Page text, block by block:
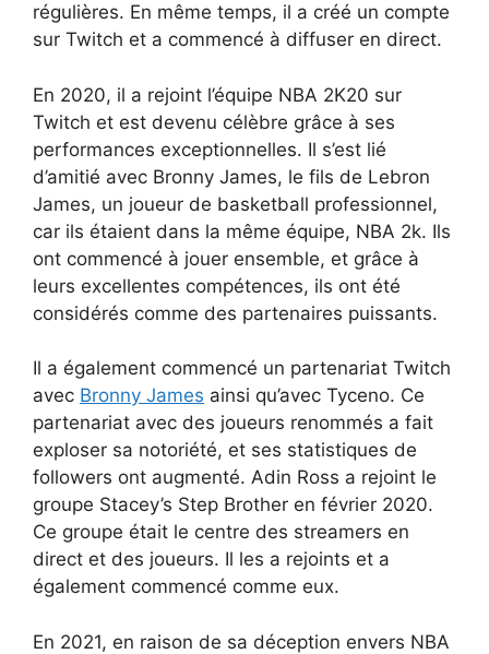
régulières. En même temps, il a créé un compte
sur Twitch et a commencé à diffuser en direct.
En 2020, il a rejoint l’équipe NBA 2K20 sur
Twitch et est devenu célèbre grâce à ses
performances exceptionnelles. Il s’est lié
d’amitié avec Bronny James, le fils de Lebron
James, un joueur de basketball professionnel,
car ils étaient dans la même équipe, NBA 2k. Ils
ont commencé à jouer ensemble, et grâce à
leurs excellentes compétences, ils ont été
considérés comme des partenaires puissants.
Il a également commencé un partenariat Twitch
avec Bronny James ainsi qu’avec Tyceno. Ce
partenariat avec des joueurs renommés a fait
exploser sa notoriété, et ses statistiques de
followers ont augmenté. Adin Ross a rejoint le
groupe Stacey’s Step Brother en février 2020.
Ce groupe était le centre des streamers en
direct et des joueurs. Il les a rejoints et a
également commencé comme eux.
En 2021, en raison de sa déception envers NBA